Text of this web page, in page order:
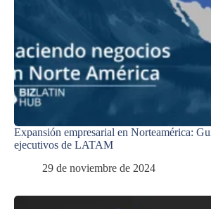
Expansión empresarial en Norteamérica:
ejecutivos de LATAM
29 de noviembre de 2024